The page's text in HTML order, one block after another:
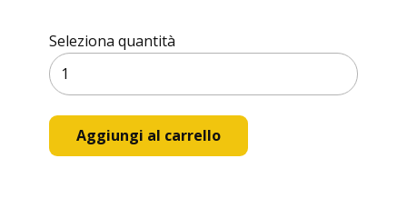
Seleziona quantità